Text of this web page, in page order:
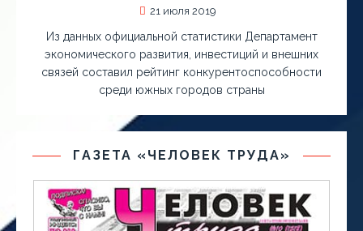
21 июля 2019
Из данных официальной статистики Департамент
экономического развития, инвестиций и внешних
связей составил рейтинг конкурентоспособности
среди южных городов страны
ГАЗЕТА «ЧЕЛОВЕК ТРУДА»